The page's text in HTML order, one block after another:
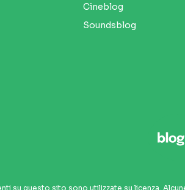
Cineblog
Soundsblog
su questo sito sono utilizzate su licenza.